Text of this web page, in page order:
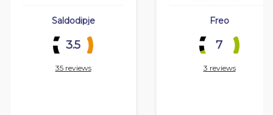
Saldodipje
3.5
35 reviews
Freo
7
3 reviews